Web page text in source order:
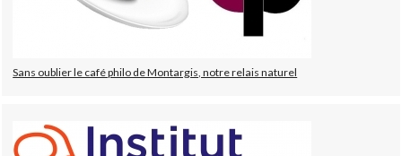
Sans oublier le café philo de Montargis, notre relais naturel